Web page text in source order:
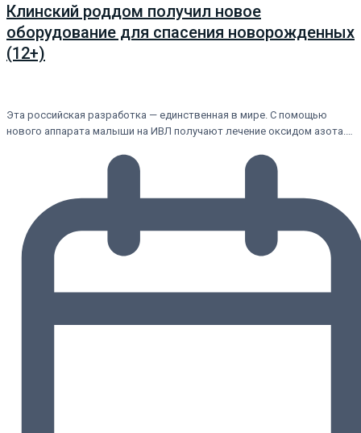
Клинский роддом получил новое
оборудование для спасения новорожденных
(12+)
Эта российская разработка — единственная в мире. С помощью
нового аппарата малыши на ИВЛ получают лечение оксидом азота.…